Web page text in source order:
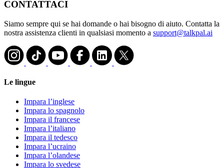
CONTATTACI
Siamo sempre qui se hai domande o hai bisogno di aiuto. Contatta la
nostra assistenza clienti in qualsiasi momento a support@talkpal.ai
Le lingue
Impara l’inglese
Impara lo spagnolo
Impara il francese
Impara l’italiano
Impara il tedesco
Impara l’ucraino
Impara l’olandese
Impara lo svedese